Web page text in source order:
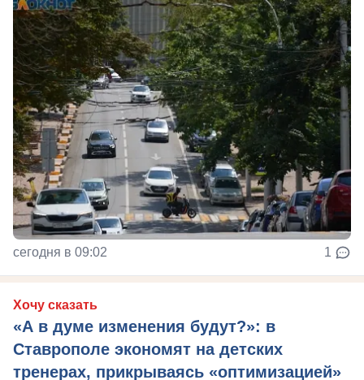
сегодня в 09:02 1
Хочу сказать
«А в думе изменения будут?»: в
Ставрополе экономят на детских
тренерах, прикрываясь «оптимизацией»